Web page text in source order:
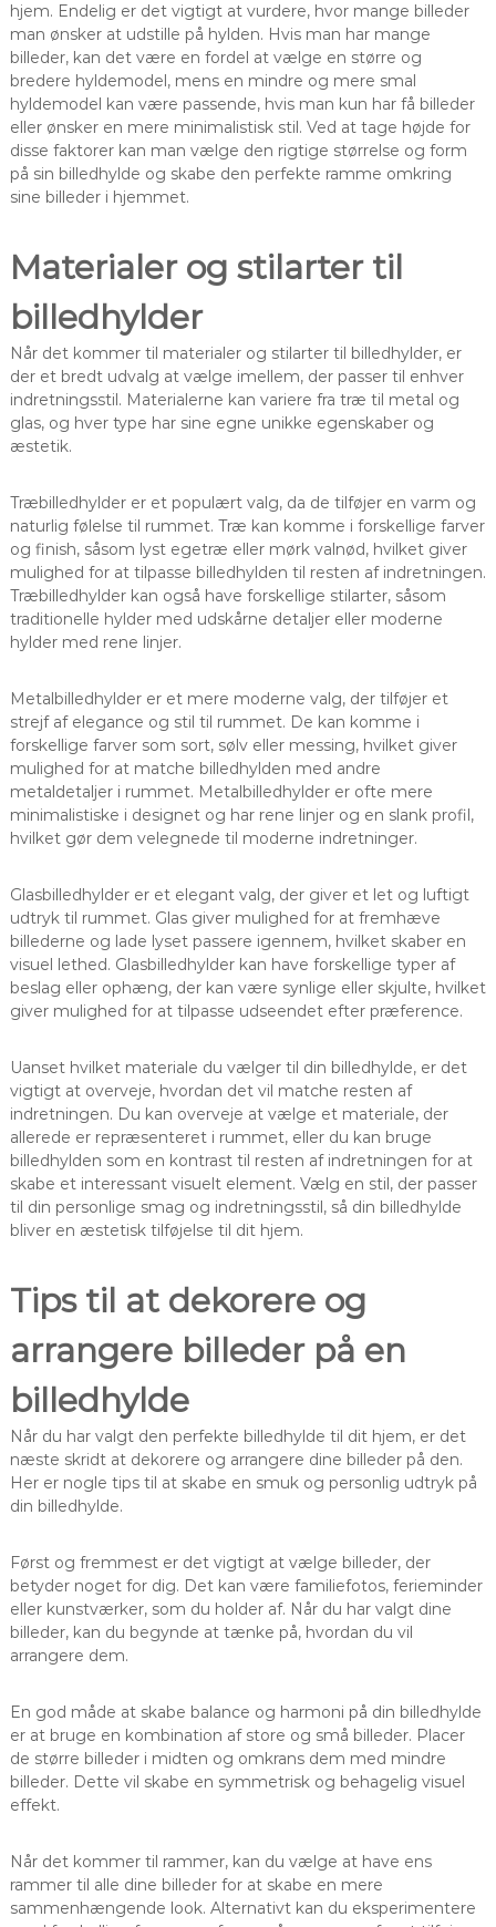
hjem. Endelig er det vigtigt at vurdere, hvor mange billeder
man ønsker at udstille på hylden. Hvis man har mange
billeder, kan det være en fordel at vælge en større og
bredere hyldemodel, mens en mindre og mere smal
hyldemodel kan være passende, hvis man kun har få billeder
eller ønsker en mere minimalistisk stil. Ved at tage højde for
disse faktorer kan man vælge den rigtige størrelse og form
på sin billedhylde og skabe den perfekte ramme omkring
sine billeder i hjemmet.
Materialer og stilarter til
billedhylder
Når det kommer til materialer og stilarter til billedhylder, er
der et bredt udvalg at vælge imellem, der passer til enhver
indretningsstil. Materialerne kan variere fra træ til metal og
glas, og hver type har sine egne unikke egenskaber og
æstetik.
Træbilledhylder er et populært valg, da de tilføjer en varm og
naturlig følelse til rummet. Træ kan komme i forskellige farver
og finish, såsom lyst egetræ eller mørk valnød, hvilket giver
mulighed for at tilpasse billedhylden til resten af indretningen.
Træbilledhylder kan også have forskellige stilarter, såsom
traditionelle hylder med udskårne detaljer eller moderne
hylder med rene linjer.
Metalbilledhylder er et mere moderne valg, der tilføjer et
strejf af elegance og stil til rummet. De kan komme i
forskellige farver som sort, sølv eller messing, hvilket giver
mulighed for at matche billedhylden med andre
metaldetaljer i rummet. Metalbilledhylder er ofte mere
minimalistiske i designet og har rene linjer og en slank profil,
hvilket gør dem velegnede til moderne indretninger.
Glasbilledhylder er et elegant valg, der giver et let og luftigt
udtryk til rummet. Glas giver mulighed for at fremhæve
billederne og lade lyset passere igennem, hvilket skaber en
visuel lethed. Glasbilledhylder kan have forskellige typer af
beslag eller ophæng, der kan være synlige eller skjulte, hvilket
giver mulighed for at tilpasse udseendet efter præference.
Uanset hvilket materiale du vælger til din billedhylde, er det
vigtigt at overveje, hvordan det vil matche resten af
indretningen. Du kan overveje at vælge et materiale, der
allerede er repræsenteret i rummet, eller du kan bruge
billedhylden som en kontrast til resten af indretningen for at
skabe et interessant visuelt element. Vælg en stil, der passer
til din personlige smag og indretningsstil, så din billedhylde
bliver en æstetisk tilføjelse til dit hjem.
Tips til at dekorere og
arrangere billeder på en
billedhylde
Når du har valgt den perfekte billedhylde til dit hjem, er det
næste skridt at dekorere og arrangere dine billeder på den.
Her er nogle tips til at skabe en smuk og personlig udtryk på
din billedhylde.
Først og fremmest er det vigtigt at vælge billeder, der
betyder noget for dig. Det kan være familiefotos, ferieminder
eller kunstværker, som du holder af. Når du har valgt dine
billeder, kan du begynde at tænke på, hvordan du vil
arrangere dem.
En god måde at skabe balance og harmoni på din billedhylde
er at bruge en kombination af store og små billeder. Placer
de større billeder i midten og omkrans dem med mindre
billeder. Dette vil skabe en symmetrisk og behagelig visuel
effekt.
Når det kommer til rammer, kan du vælge at have ens
rammer til alle dine billeder for at skabe en mere
sammenhængende look. Alternativt kan du eksperimentere